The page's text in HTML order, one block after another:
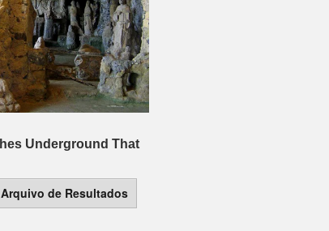
Arquivo de Resultados